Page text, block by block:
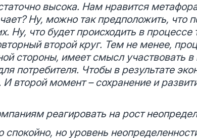
высока. Нам нравится
Ну, можно так предположить, что
Ну, что будет происходить в процессе
второй круг. Тем не менее,
стороны, имеет смысл участвовать
потребителя. Чтобы в результате
второй момент – сохранение и
реагировать на рост
но уровень